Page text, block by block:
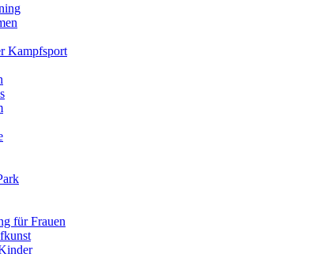
Kampfsport
für Frauen